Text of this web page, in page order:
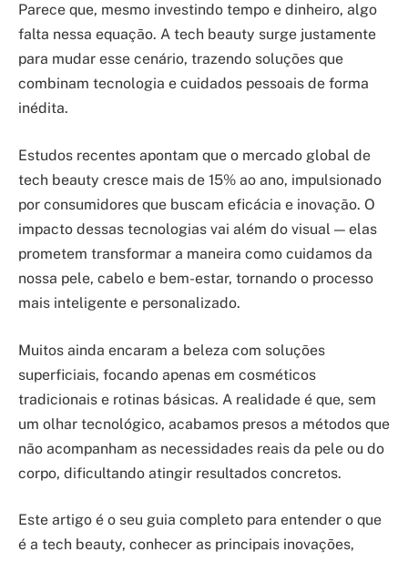
Parece que, mesmo investindo tempo e dinheiro, algo
falta nessa equação. A tech beauty surge justamente
para mudar esse cenário, trazendo soluções que
combinam tecnologia e cuidados pessoais de forma
inédita.
Estudos recentes apontam que o mercado global de
tech beauty cresce mais de 15% ao ano, impulsionado
por consumidores que buscam eficácia e inovação. O
impacto dessas tecnologias vai além do visual — elas
prometem transformar a maneira como cuidamos da
nossa pele, cabelo e bem-estar, tornando o processo
mais inteligente e personalizado.
Muitos ainda encaram a beleza com soluções
superficiais, focando apenas em cosméticos
tradicionais e rotinas básicas. A realidade é que, sem
um olhar tecnológico, acabamos presos a métodos que
não acompanham as necessidades reais da pele ou do
corpo, dificultando atingir resultados concretos.
Este artigo é o seu guia completo para entender o que
é a tech beauty, conhecer as principais inovações,